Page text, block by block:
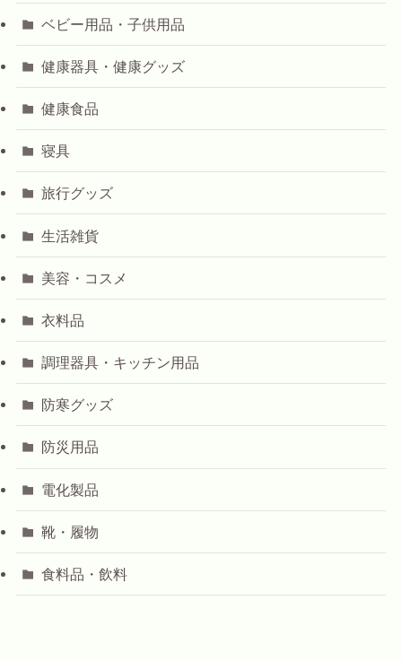
ベビー用品・子供用品
健康器具・健康グッズ
健康食品
寝具
旅行グッズ
生活雑貨
美容・コスメ
衣料品
調理器具・キッチン用品
防寒グッズ
防災用品
電化製品
靴・履物
食料品・飲料